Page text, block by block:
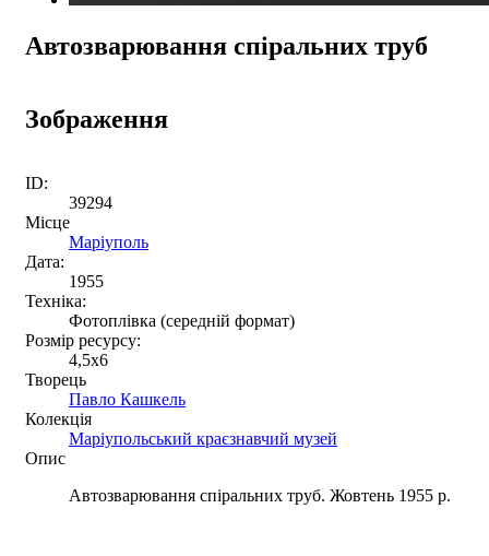
Автозварювання спіральних труб
Зображення
ID:
39294
Місце
Маріуполь
Дата:
1955
Техніка:
Фотоплівка (середній формат)
Розмір ресурсу:
4,5x6
Творець
Павло Кашкель
Колекція
Маріупольський краєзнавчий музей
Опис
Автозварювання спіральних труб. Жовтень 1955 р.